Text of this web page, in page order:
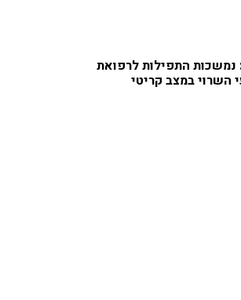
נמשכות התפילות לרפואת
השרוי במצב קריטי